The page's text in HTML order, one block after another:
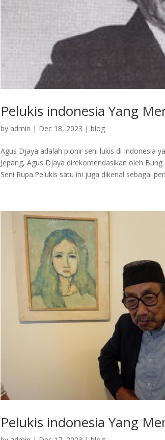
Pelukis indonesia Yang
by admin | Dec 18, 2023 | blog
Agus Djaya adalah pionir seni lukis di Indonesia
Jepang, Agus Djaya direkomendasikan oleh
Seni Rupa.Pelukis satu ini juga dikenal sebagai
Pelukis indonesia Yang